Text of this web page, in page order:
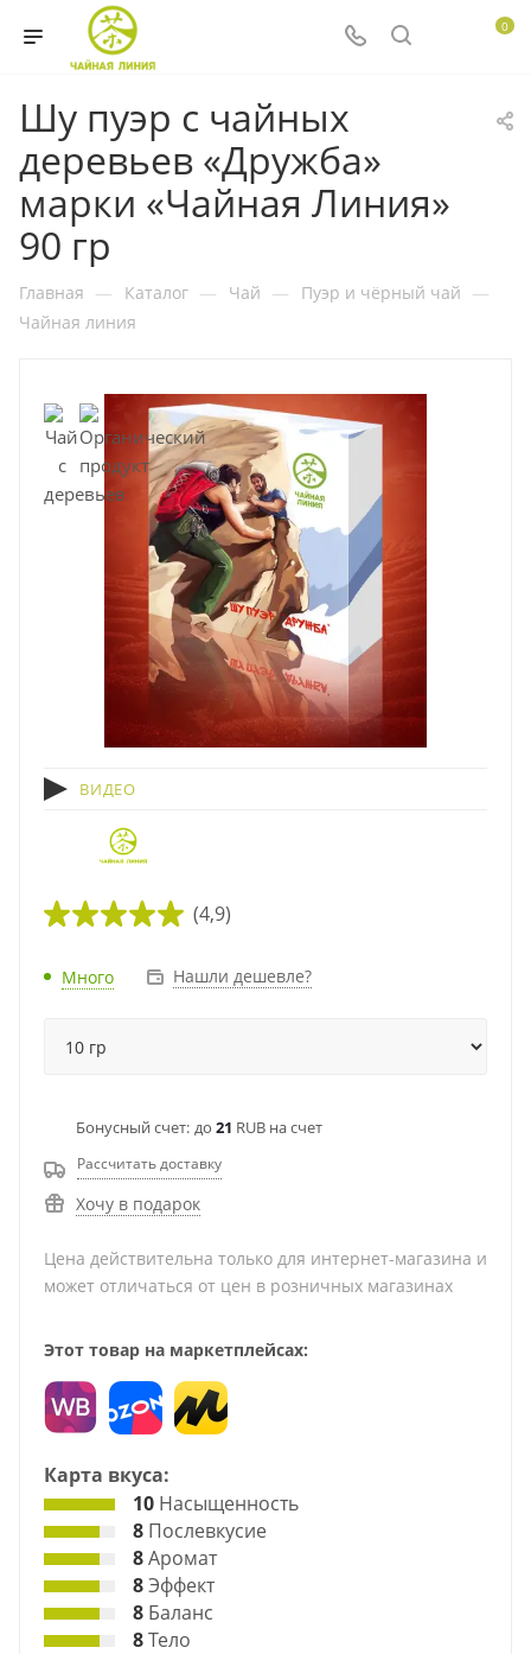
0
Шу пуэр с чайных
деревьев «Дружба»
марки «Чайная Линия»
90 гр
Главная — Каталог — Чай — Пуэр и чёрный чай —
Чайная линия
ВИДЕО
(4,9)
Много Нашли дешевле?
Бонусный счет: до 21 RUB на счет
Рассчитать доставку
Хочу в подарок
Цена действительна только для интернет-магазина и
может отличаться от цен в розничных магазинах
Этот товар на маркетплейсах:
Карта вкуса:
10 Насыщенность
8 Послевкусие
8Аромат
8Эффект
8 Баланс
8Тело